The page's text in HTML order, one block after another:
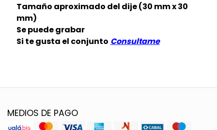
Tamaño aproximado del dije (30 mm x 30
mm)
Se puede grabar
Si te gusta el conjunto Consultame
MEDIOS DE PAGO